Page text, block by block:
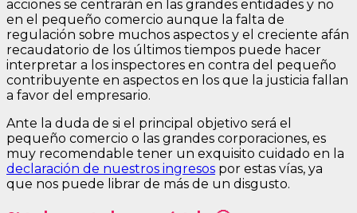
acciones se centrarán en las grandes entidades y no
en el pequeño comercio aunque la falta de
regulación sobre muchos aspectos y el creciente afán
recaudatorio de los últimos tiempos puede hacer
interpretar a los inspectores en contra del pequeño
contribuyente en aspectos en los que la justicia fallan
a favor del empresario.
Ante la duda de si el principal objetivo será el
pequeño comercio o las grandes corporaciones, es
muy recomendable tener un exquisito cuidado en la
declaración de nuestros ingresos por estas vías, ya
que nos puede librar de más de un disgusto.